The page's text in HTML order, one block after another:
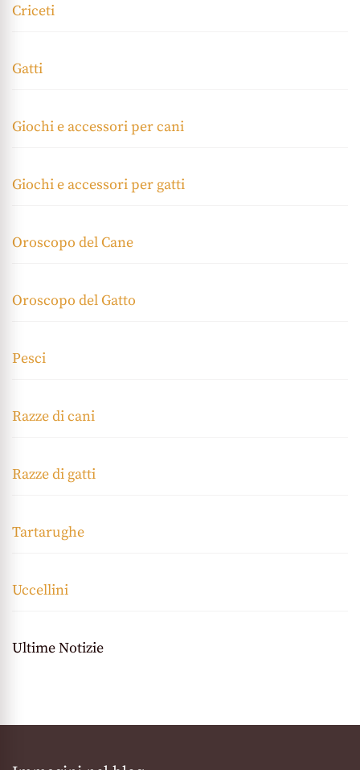
Criceti
Gatti
Giochi e accessori per cani
Giochi e accessori per gatti
Oroscopo del Cane
Oroscopo del Gatto
Pesci
Razze di cani
Razze di gatti
Tartarughe
Uccellini
Ultime Notizie